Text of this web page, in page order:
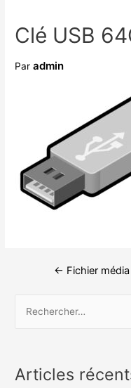
Clé USB
Paradmin
← Fichier
Articles